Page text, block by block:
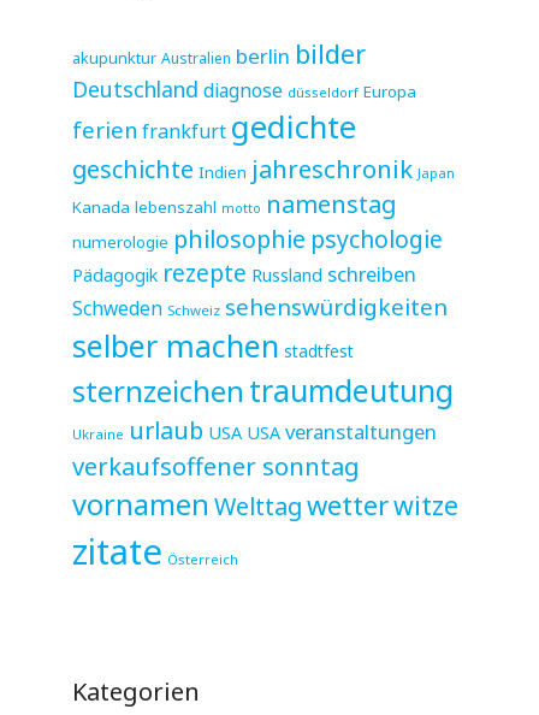
akupunktur Australien berlin bilder
Deutschland diagnose düsseldorf Europa
ferien frankfurt gedichte
geschichte Indien jahreschronik Japan
Kanada lebenszahl motto namenstag
numerologie philosophie psychologie
Pädagogik rezepte Russland schreiben
Schweden Schweiz sehenswürdigkeiten
selber machen stadtfest
sternzeichen traumdeutung
Ukraine urlaub USA USA veranstaltungen
verkaufsoffener sonntag
vornamen Welttagwetterwitze
zitate Österreich
Kategorien